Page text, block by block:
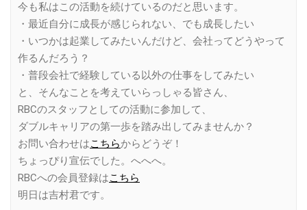
今も私はこの活動を続けているのだと思います。
・最近自分に成長が感じられない、でも成長したい
・いつかは起業してみたいんだけど、会社ってどうやって
作るんだろう？
・普段会社で経験している以外の仕事をしてみたい
と、そんなことを考えていらっしゃる皆さん、
RBCのスタッフとしての活動に参加して、
ダブルキャリアの第一歩を踏み出してみませんか？
お問い合わせはこちらからどうぞ！
ちょっぴり宣伝でした。へへへ。
RBCへの会員登録はこちら
明日は吉村君です。